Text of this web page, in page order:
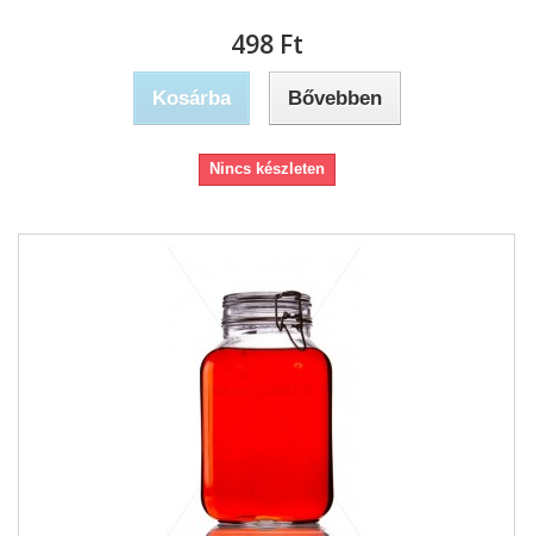
498 Ft‎
Kosárba Bővebben
Nincs készleten